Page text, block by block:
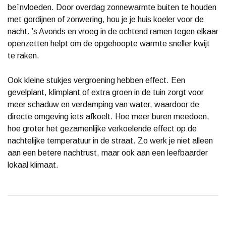
beïnvloeden. Door overdag zonnewarmte buiten te houden
met gordijnen of zonwering, hou je je huis koeler voor de
nacht. ’s Avonds en vroeg in de ochtend ramen tegen elkaar
openzetten helpt om de opgehoopte warmte sneller kwijt
te raken.
Ook kleine stukjes vergroening hebben effect. Een
gevelplant, klimplant of extra groen in de tuin zorgt voor
meer schaduw en verdamping van water, waardoor de
directe omgeving iets afkoelt. Hoe meer buren meedoen,
hoe groter het gezamenlijke verkoelende effect op de
nachtelijke temperatuur in de straat. Zo werk je niet alleen
aan een betere nachtrust, maar ook aan een leefbaarder
lokaal klimaat.